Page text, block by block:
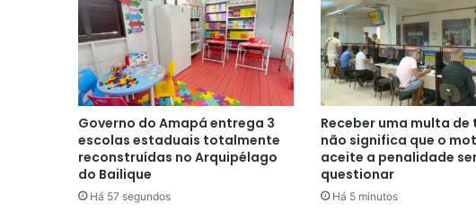
Governo do Amapá entrega 3
escolas estaduais totalmente
reconstruídas no Arquipélago
do Bailique
Há 57 segundos
Receber uma multa
não significa que o
aceite a penalidade
questionar
Há 5 minutos